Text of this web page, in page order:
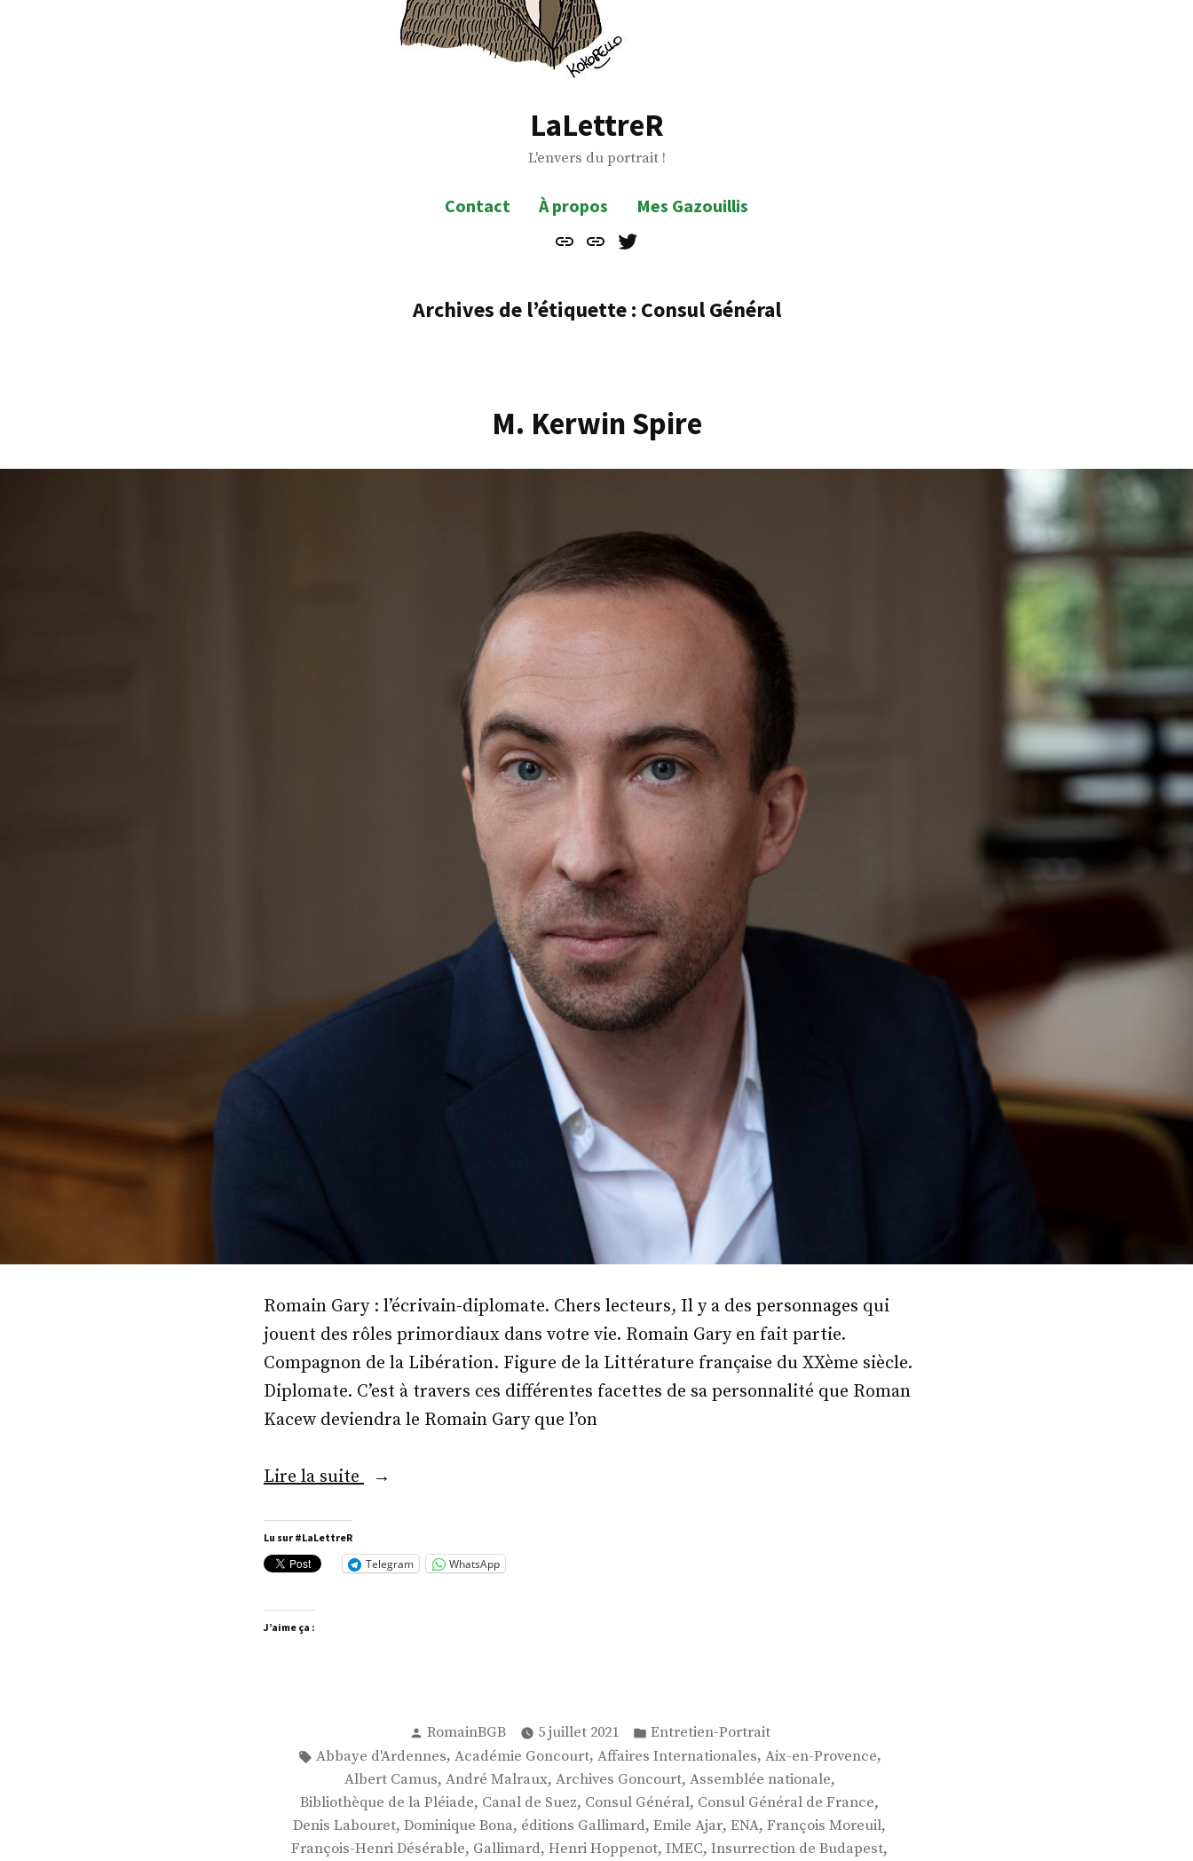
LaLettreR
L'envers du portrait !
Contact À propos
Mes Gazouillis
Contact
À
Mes
Archives de l’étiquette : Consul Général
M. Kerwin Spire
Romain Gary : l’écrivain-diplomate. Chers lecteurs, Il y a des personnages qui
jouent des rôles primordiaux dans votre vie. Romain Gary en fait partie.
Compagnon de la Libération. Figure de la Littérature française du XXème siècle.
Diplomate. C’est à travers ces différentes facettes de sa personnalité que Roman
Kacew deviendra le Romain Gary que l’on
Lire la suite « M.
Lu sur #LaLettreR
Telegram WhatsApp
J’aime ça :
Publié
par
RomainBGB 5 juillet 2021
Publié
dans
Entretien-Portrait
Étiquettes :
Abbaye d'Ardennes, Académie Goncourt, Affaires Internationales, Aix-en-Provence,
Albert Camus, André Malraux, Archives Goncourt, Assemblée nationale,
Bibliothèque de la Pléiade, Canal de Suez, Consul Général, Consul Général de France,
Denis Labouret, Dominique Bona, éditions Gallimard, Emile Ajar, ENA, François Moreuil,
François-Henri Désérable, Gallimard, Henri Hoppenot, IMEC, Insurrection de Budapest,